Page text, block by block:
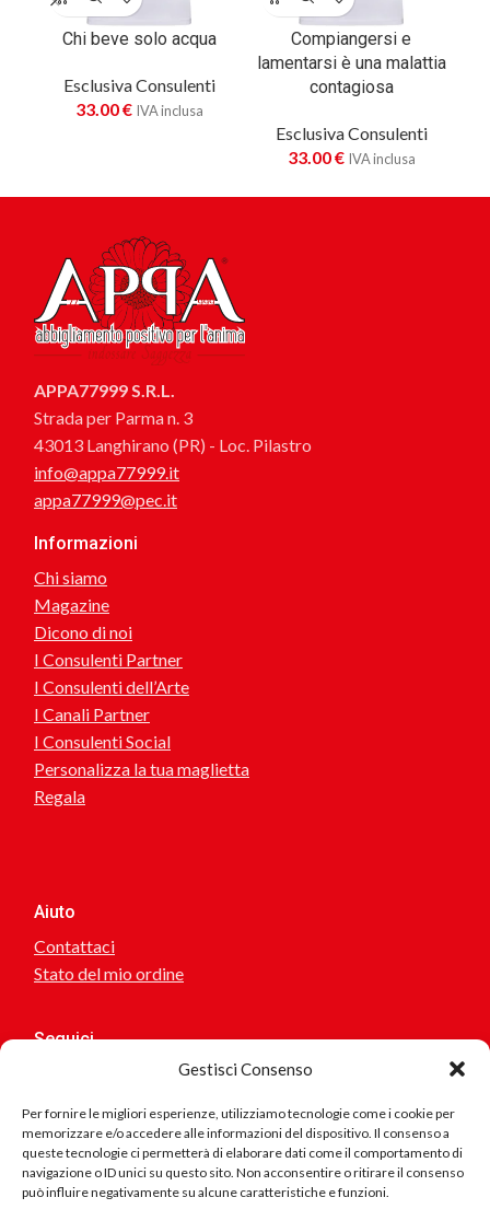
Gestisci Consenso
Per fornire le migliori esperienze, utilizziamo tecnologie come i cookie per
memorizzare e/o accedere alle informazioni del dispositivo. Il consenso a
queste tecnologie ci permetterà di elaborare dati come il comportamento di
navigazione o ID unici su questo sito. Non acconsentire o ritirare il consenso
può influire negativamente su alcune caratteristiche e funzioni.
Chi beve solo acqua
Esclusiva Consulenti
33.00€ IVA inclusa
Compiangersi e
lamentarsi è una malattia
contagiosa
Esclusiva Consulenti
33.00€ IVA inclusa
APPA77999 S.R.L.
Strada per Parma n. 3
43013 Langhirano (PR) - Loc. Pilastro
info@appa77999.it
appa77999@pec.it
Informazioni
Chi siamo
Magazine
Dicono di noi
I Consulenti Partner
I Consulenti dell’Arte
I Canali Partner
I Consulenti Social
Personalizza la tua maglietta
Regala
Aiuto
Contattaci
Stato del mio ordine
Seguici
Sei interessato a collaborare o suggerirci idee? scrivici!
Se riscontri problemi nel sito, errore nei testi, collegamenti